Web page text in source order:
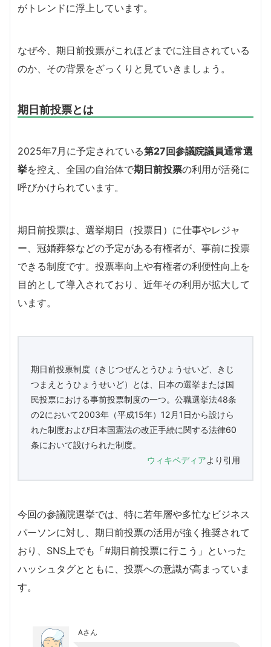
がトレンドに浮上しています。
なぜ今、期日前投票がこれほどまでに注目されている
のか、その背景をざっくりと見ていきましょう。
期日前投票とは
2025年7月に予定されている第27回参議院議員通常選
挙を控え、全国の自治体で期日前投票の利用が活発に
呼びかけられています。
期日前投票は、選挙期日（投票日）に仕事やレジャ
ー、冠婚葬祭などの予定がある有権者が、事前に投票
できる制度です。投票率向上や有権者の利便性向上を
目的として導入されており、近年その利用が拡大して
います。
期日前投票制度（きじつぜんとうひょうせいど、きじ
つまえとうひょうせいど）とは、日本の選挙または国
民投票における事前投票制度の一つ。公職選挙法48条
の2において2003年（平成15年）12月1日から設けら
れた制度および日本国憲法の改正手続に関する法律60
条において設けられた制度。
ウィキペディアより引用
今回の参議院選挙では、特に若年層や多忙なビジネス
パーソンに対し、期日前投票の活用が強く推奨されて
おり、SNS上でも「#期日前投票に行こう」といった
ハッシュタグとともに、投票への意識が高まっていま
す。
Aさん